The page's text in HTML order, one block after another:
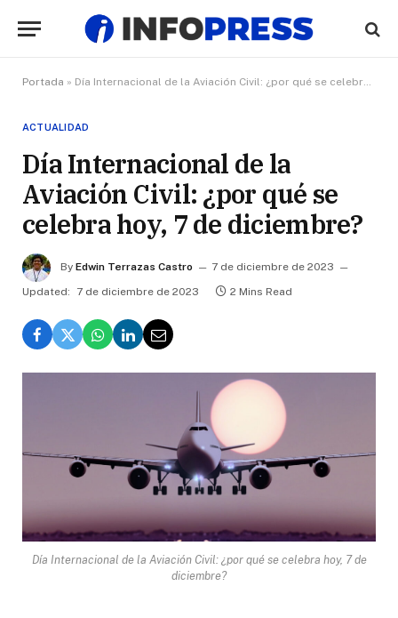
Portada » Día Internacional de la Aviación Civil: ¿por qué se celebra hoy, 7 de diciembre?
ACTUALIDAD
Día Internacional de la
Aviación Civil: ¿por qué se
celebra hoy, 7 de diciembre?
By Edwin Terrazas Castro
7 de diciembre de 2023
Updated:
7 de diciembre de 2023 2 Mins Read
Día Internacional de la Aviación Civil: ¿por qué se celebra hoy, 7 de
diciembre?